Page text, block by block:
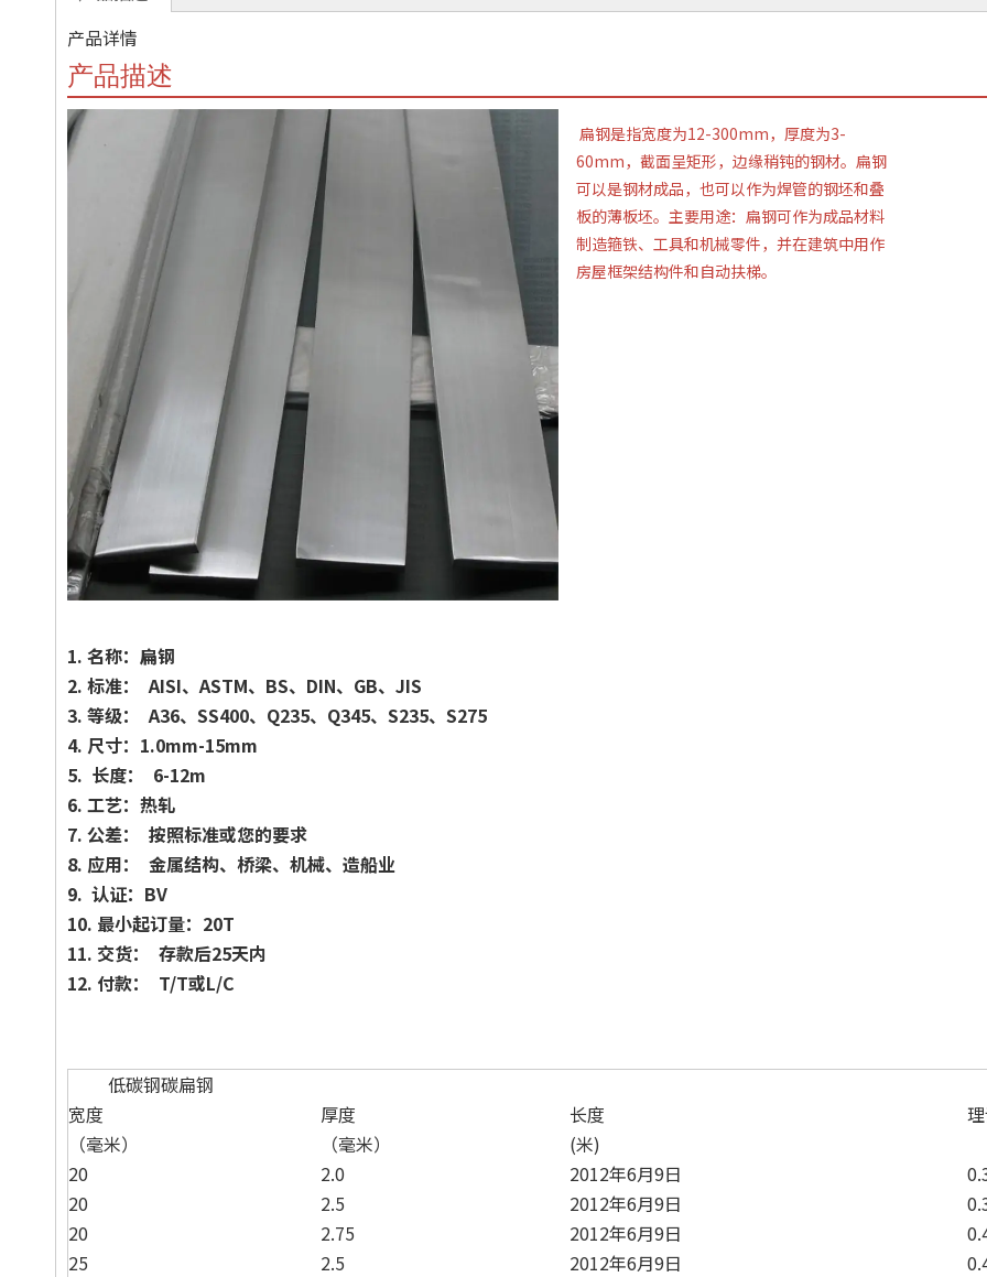
产品详情
产品描述
扁钢是指宽度为12-300mm，厚度为3-
60mm，截面呈矩形，边缘稍钝的钢材。扁钢
可以是钢材成品，也可以作为焊管的钢坯和叠
板的薄板坯。主要用途：扁钢可作为成品材料
制造箍铁、工具和机械零件，并在建筑中用作
房屋框架结构件和自动扶梯。
1. 名称：扁钢
2. 标准： AISI、ASTM、BS、DIN、GB、JIS
3. 等级： A36、SS400、Q235、Q345、S235、S275
4. 尺寸：1.0mm-15mm
5. 长度： 6-12m
6. 工艺：热轧
7. 公差： 按照标准或您的要求
8. 应用： 金属结构、桥梁、机械、造船业
9. 认证：BV
10. 最小起订量：20T
11. 交货： 存款后25天内
12. 付款： T/T或L/C
低碳钢碳扁钢
宽度
（毫米）
厚度
（毫米）
长度
(米)
20
2.0 2012年6月9日
20
2.5 2012年6月9日
20
2.75 2012年6月9日
25
2.5 2012年6月9日